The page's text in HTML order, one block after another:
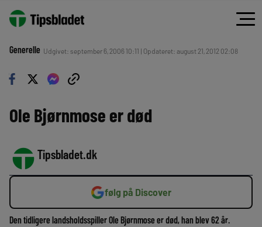
Generelle Udgivet: september 6, 2006 10:11 | Opdateret: august 21, 2012 02:08
Ole Bjørnmose er død
Tipsbladet.dk
følg på Discover
Den tidligere landsholdsspiller Ole Bjørnmose er død, han blev 62 år.